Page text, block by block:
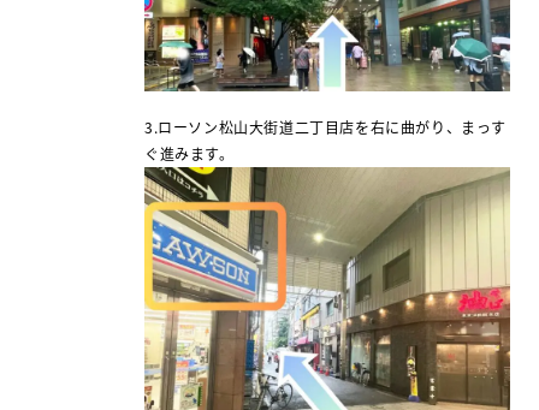
3.ローソン松山大街道二丁目店を右に曲がり、まっす
ぐ進みます。